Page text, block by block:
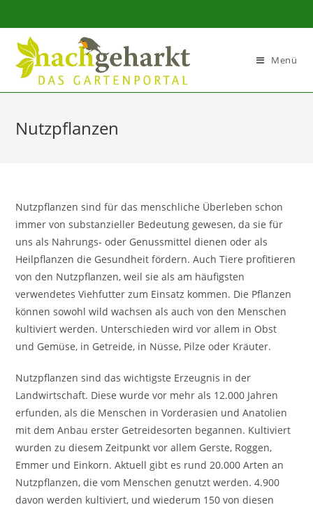
Sidebar-
Inhalt
Menü
Nutzpflanzen
Nutzpflanzen sind für das menschliche Überleben schon
immer von substanzieller Bedeutung gewesen, da sie für
uns als Nahrungs- oder Genussmittel dienen oder als
Heilpflanzen die Gesundheit fördern. Auch Tiere profitieren
von den Nutzpflanzen, weil sie als am häufigsten
verwendetes Viehfutter zum Einsatz kommen. Die Pflanzen
können sowohl wild wachsen als auch von den Menschen
kultiviert werden. Unterschieden wird vor allem in Obst
und Gemüse, in Getreide, in Nüsse, Pilze oder Kräuter.
Nutzpflanzen sind das wichtigste Erzeugnis in der
Landwirtschaft. Diese wurde vor mehr als 12.000 Jahren
erfunden, als die Menschen in Vorderasien und Anatolien
mit dem Anbau erster Getreidesorten begannen. Kultiviert
wurden zu diesem Zeitpunkt vor allem Gerste, Roggen,
Emmer und Einkorn. Aktuell gibt es rund 20.000 Arten an
Nutzpflanzen, die vom Menschen genutzt werden. 4.900
davon werden kultiviert, und wiederum 150 von diesen